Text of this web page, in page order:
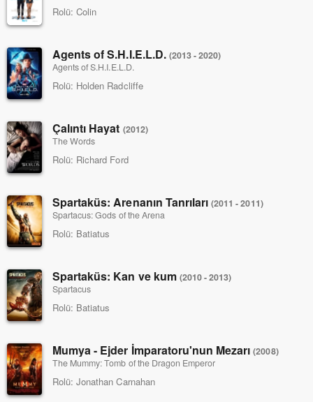
Rolü: Colin
Agents of S.H.I.E.L.D. (2013 - 2020)
Agents of S.H.I.E.L.D.
Rolü: Holden Radcliffe
Çalıntı Hayat (2012)
The Words
Rolü: Richard Ford
Spartaküs: Arenanın Tanrıları(2011 - 2011)
Spartacus: Gods of the Arena
Rolü: Batiatus
Spartaküs: Kan ve kum (2010 - 2013)
Spartacus
Rolü: Batiatus
Mumya - Ejder İmparatoru'nun Mezarı(2008)
The Mummy: Tomb of the Dragon Emperor
Rolü: Jonathan Carnahan